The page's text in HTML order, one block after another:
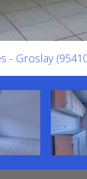
- Groslay